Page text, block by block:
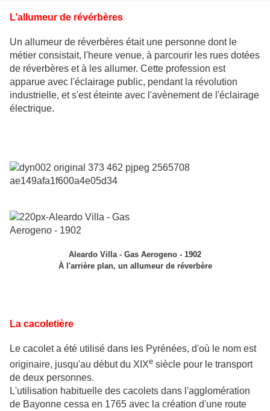
L’allumeur de révérbères
Un allumeur de réverbères était une personne dont le
métier consistait, l'heure venue, à parcourir les rues dotées
de réverbères et à les allumer. Cette profession est
apparue avec l'éclairage public, pendant la révolution
industrielle, et s'est éteinte avec l'avènement de l'éclairage
électrique.
Aleardo Villa - Gas Aerogeno - 1902
À l'arrière plan, un allumeur de réverbère
La cacoletière
Le cacolet a été utilisé dans les Pyrénées, d'où le nom est
originaire, jusqu'au début du XIXe siècle pour le transport
de deux personnes.
L'utilisation habituelle des cacolets dans l'agglomération
de Bayonne cessa en 1765 avec la création d'une route